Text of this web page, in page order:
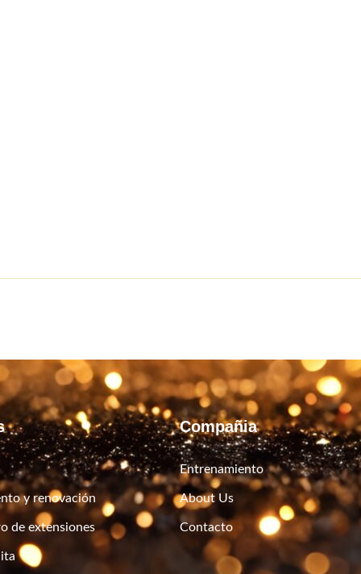
y renovación
de extensiones
Compañia
Entrenamiento
About Us
Contacto